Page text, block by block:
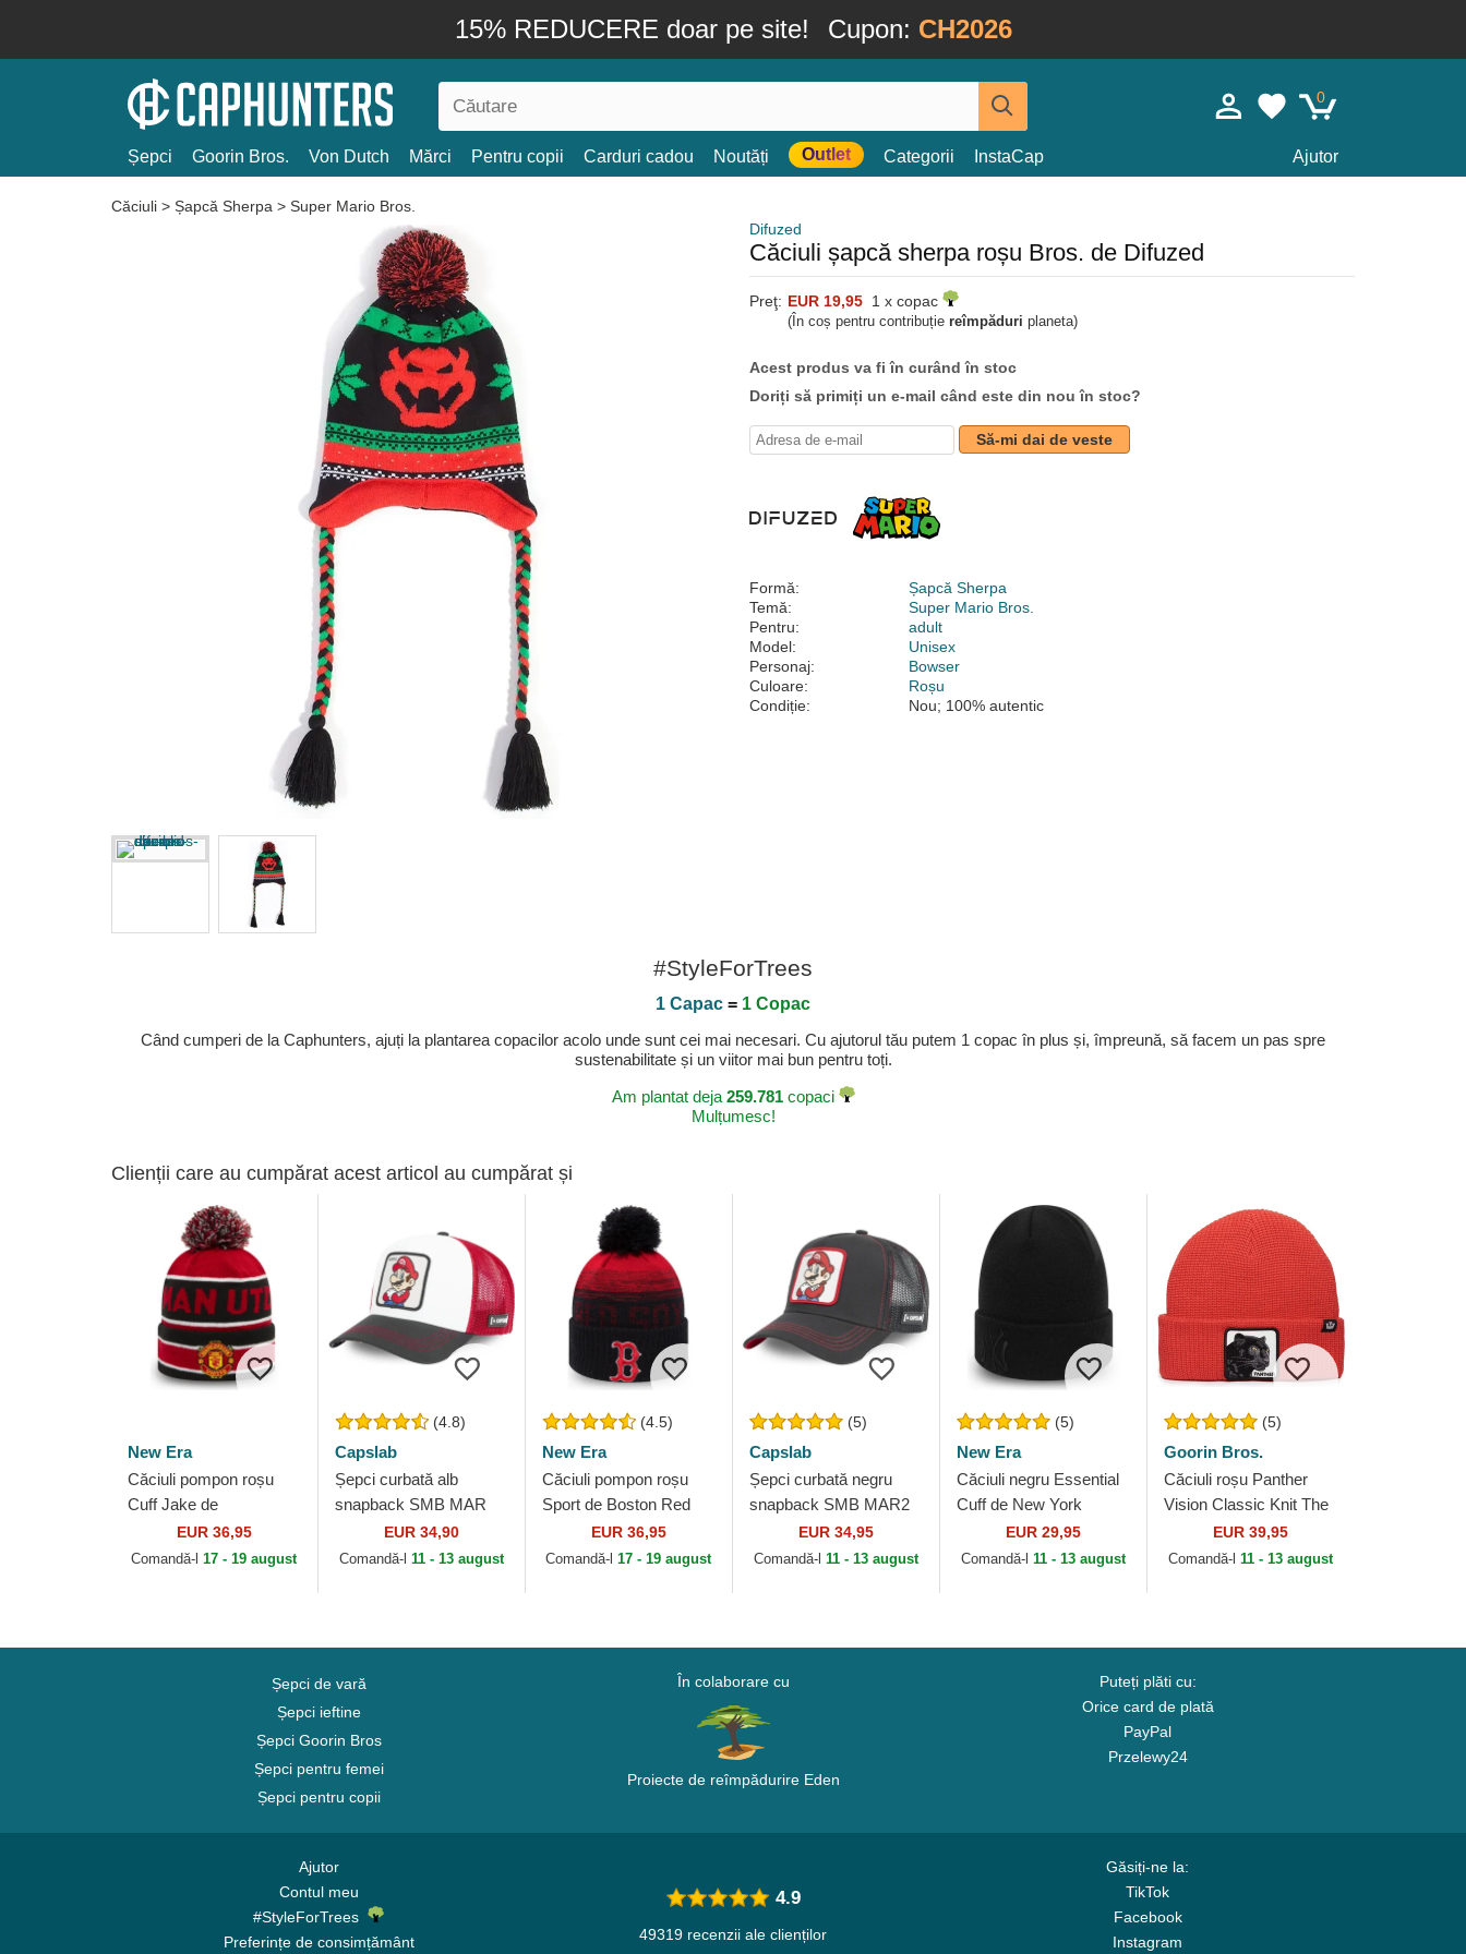
15% REDUCERE doar pe site! Cupon: CH2026
0
Șepci Goorin Bros. Von Dutch Mărci Pentru copii Carduri cadou Noutăți Outlet Categorii InstaCap Ajutor
Căciuli > Șapcă Sherpa > Super Mario Bros.
Difuzed
Căciuli șapcă sherpa roșu Bros. de Difuzed
Preţ: EUR 19,95 1 x copac
(În coș pentru contribuție reîmpăduri planeta)
Acest produs va fi în curând în stoc
Doriți să primiți un e-mail când este din nou în stoc?
Să-mi dai de veste
Formă:
Șapcă Sherpa
Temă:
Super Mario Bros.
Pentru:
adult
Model:
Unisex
Personaj:
Bowser
Culoare:
Roșu
Condiție:
Nou; 100% autentic
#StyleForTrees
1 Capac = 1 Copac
Când cumperi de la Caphunters, ajuți la plantarea copacilor acolo unde sunt cei mai necesari. Cu ajutorul tău putem 1 copac în plus și, împreună, să facem un pas spre
sustenabilitate și un viitor mai bun pentru toți.
Am plantat deja 259.781copaci
Mulțumesc!
Clienții care au cumpărat acest articol au cumpărat și
New Era
Căciuli pompon roșu
Cuff Jake de
Manchester United
Football Club Premier
EUR 36,95
Comandă-l17 - 19 august
(4.8)
Capslab
Șepci curbată alb
snapback SMB MAR
Bros. Mario Super
Mario Bros. de Capslab
EUR 34,90
Comandă-l 11 - 13 august
(4.5)
New Era
Căciuli pompon roșu
Sport de Boston Red
Sox MLB de New Era
EUR 36,95
Comandă-l17 - 19 august
(5)
Capslab
Șepci curbată negru
snapback SMB MAR2
Bros. Mario Super
Mario Bros. de Capslab
EUR 34,95
Comandă-l 11 - 13 august
(5)
New Era
Căciuli negru Essential
Cuff de New York
Yankees MLB de New
Era
EUR 29,95
Comandă-l 11 - 13 august
(5)
Goorin Bros.
Căciuli roșu Panther
Vision Classic Knit The
Farm Goorin Bros.
EUR 39,95
Comandă-l11 - 13 august
Șepci de vară
Șepci ieftine
Șepci Goorin Bros
Șepci pentru femei
Șepci pentru copii
În colaborare cu
Proiecte de reîmpădurire Eden
Puteți plăti cu:
Orice card de plată
PayPal
Przelewy24
Ajutor
Contul meu
#StyleForTrees
Preferințe de consimțământ
Găsiți-ne la:
TikTok
Facebook
Instagram
4.9
49319 recenzii ale clienților